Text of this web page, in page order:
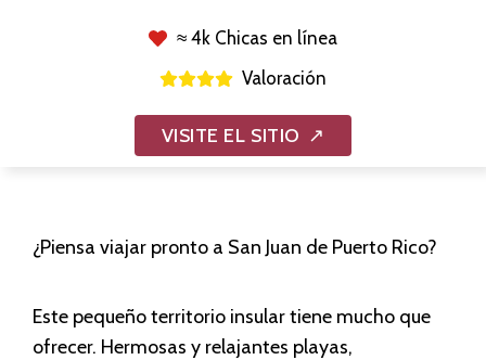
≈ 4k Chicas en línea
Valoración
VISITE EL SITIO
¿Piensa viajar pronto a San Juan de Puerto Rico?
Este pequeño territorio insular tiene mucho que
ofrecer. Hermosas y relajantes playas,